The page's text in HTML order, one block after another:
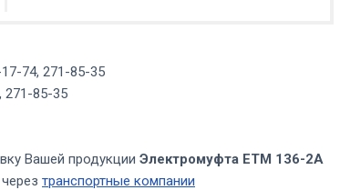
74, 271-85-35
271-85-35
Вашей продукции Электромуфта ЕТМ 136-2А
транспортные компании